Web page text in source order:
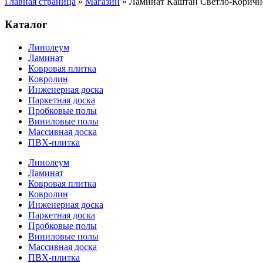
Каталог
Линолеум
Ламинат
Ковровая плитка
Ковролин
Инженерная доска
Паркетная доска
Пробковые полы
Виниловые полы
Массивная доска
ПВХ-плитка
Линолеум
Ламинат
Ковровая плитка
Ковролин
Инженерная доска
Паркетная доска
Пробковые полы
Виниловые полы
Массивная доска
ПВХ-плитка